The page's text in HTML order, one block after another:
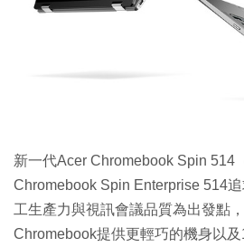
新一代Acer Chromebook Spin 514
Chromebook Spin Enterprise 514
工生產力與視訊會議品質為出發點
Chromebook提供更輕巧的機身以